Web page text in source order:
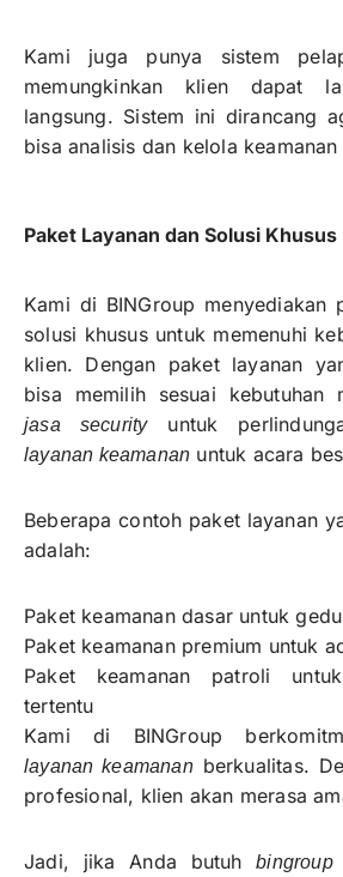
Kami juga punya sistem
memungkinkan klien dapat
langsung. Sistem ini dirancang
bisa analisis dan kelola
Paket Layanan dan Solusi Khusus
Kami di BINGroup menyediakan
solusi khusus untuk memenuhi
klien. Dengan paket layanan
bisa memilih sesuai kebutuhan
jasa securityuntuk
layanan keamanan untuk acara
Beberapa contoh paket layanan
adalah:
Paket keamanan dasar untuk
Paket keamanan premium untuk
Paket keamanan patroli
tertentu
Kami di BINGroup
layanan keamananberkualitas.
profesional, klien akan merasa
Jadi, jika Anda butuhbingroup